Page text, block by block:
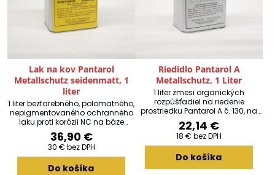
Lak na kov Pantarol
Metallschutz seidenmatt, 1
liter
1 liter bezfarebného, polomatného,
nepigmentovaného ochranného
laku proti korózii NC na báze
syntetickej živice pre obzvlášť
kvalitné polomatné ochranné
nátery kovových povrchov
(vynikajúca priľnavosť aj na
neželezných kovoch). Vhodné na
36,90 €
30 € bez DPH
Do košíka
Riedidlo Pantarol A
Metallschutz, 1 Liter
1 liter zmesi organických
rozpúšťadiel na riedenie
prostriedku Pantarol A č. 130, na
dosiahnutie postrekovej viskozity.
22,14 €
18 € bez DPH
Do košíka